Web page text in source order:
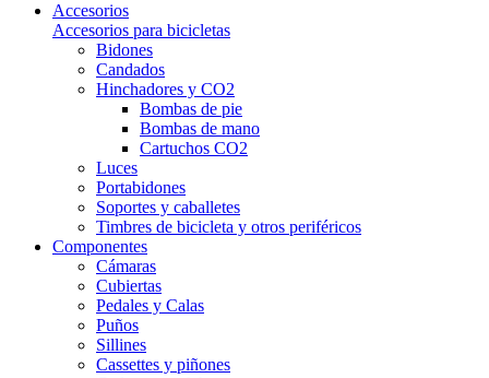
Accesorios
Accesorios para bicicletas
Bidones
Candados
Hinchadores y CO2
Bombas de pie
Bombas de mano
Cartuchos CO2
Luces
Portabidones
Soportes y caballetes
Timbres de bicicleta y otros periféricos
Componentes
Cámaras
Cubiertas
Pedales y Calas
Puños
Sillines
Cassettes y piñones